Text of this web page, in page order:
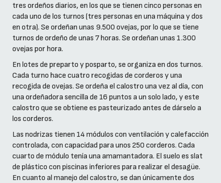
tres ordeños diarios, en los que se tienen cinco personas en
cada uno de los turnos (tres personas en una máquina y dos
en otra). Se ordeñan unas 9.500 ovejas, por lo que se tiene
turnos de ordeño de unas 7 horas. Se ordeñan unas 1.300
ovejas por hora.
En lotes de preparto y posparto, se organiza en dos turnos.
Cada turno hace cuatro recogidas de corderos y una
recogida de ovejas. Se ordeña el calostro una vez al día, con
una ordeñadora sencilla de 16 puntos a un solo lado, y este
calostro que se obtiene es pasteurizado antes de dárselo a
los corderos.
Las nodrizas tienen 14 módulos con ventilación y calefacción
controlada, con capacidad para unos 250 corderos. Cada
cuarto de módulo tenía una amamantadora. El suelo es slat
de plástico con piscinas inferiores para realizar el desagüe.
En cuanto al manejo del calostro, se dan únicamente dos